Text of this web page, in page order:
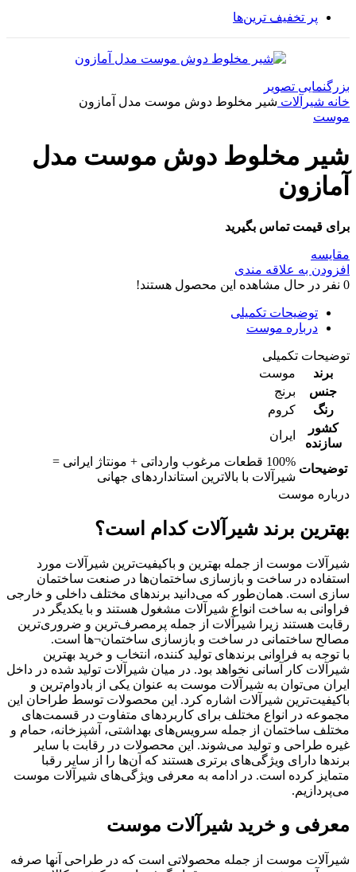
پر تخفیف ترین‌ها
بزرگنمایی تصویر
خانه شیرآلات شیر مخلوط دوش موست مدل آمازون
موست
شیر مخلوط دوش موست مدل
آمازون
برای قیمت تماس بگیرید
مقایسه
افزودن به علاقه مندی
0 نفر در حال مشاهده این محصول هستند!
توضیحات تکمیلی
درباره موست
توضیحات تکمیلی
برند
موست
جنس
برنج
رنگ
کروم
کشور
سازنده
ایران
توضیحات
100% قطعات مرغوب وارداتی + مونتاژ ایرانی =
شیرآلات با بالاترین استانداردهای جهانی
درباره موست
بهترین برند شیرآلات کدام است؟
شیرآلات موست از جمله بهترین و باکیفیت‌ترین شیرآلات مورد
استفاده در ساخت و بازسازی ساختمان‌ها در صنعت ساختمان
سازی است. همان‌طور که می‌دانید برندهای مختلف داخلی و خارجی
فراوانی به ساخت انواع شیرآلات مشغول هستند و با یکدیگر در
رقابت هستند زیرا شیرآلات از جمله پرمصرف‌ترین و ضروری‌ترین
مصالح ساختمانی در ساخت و بازسازی ساختمان¬ها است.
با توجه به فراوانی برندهای تولید کننده، انتخاب و خرید بهترین
شیرآلات کار آسانی نخواهد بود. در میان شیرآلات تولید شده در داخل
ایران می‌توان به شیرآلات موست به عنوان یکی از بادوام‌ترین و
باکیفیت‌ترین شیرآلات اشاره کرد. این محصولات توسط طراحان این
مجموعه در انواع مختلف برای کاربردهای متفاوت در قسمت‌های
مختلف ساختمان از جمله سرویس‌های بهداشتی، آشپزخانه، حمام و
غیره طراحی و تولید می‌شوند. این محصولات در رقابت با سایر
برندها دارای ویژگی‌های برتری هستند که آن‌ها را از سایر رقبا
متمایز کرده است. در ادامه به معرفی ویژگی‌های شیرآلات موست
می‌پردازیم.
معرفی و خرید شیرآلات موست
شیرآلات موست از جمله محصولاتی است که در طراحی آنها صرفه